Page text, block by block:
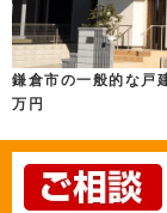
鎌倉市の一般的な戸
万円